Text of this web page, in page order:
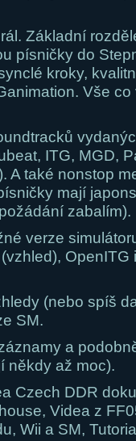
Základní
písničky do
kroky,
Vše co
ITG, MGD,
A také nonstop
mají
zabalím).
verze
OpenITG
(nebo spíš
SM.
a
někdy až moc).
Czech DDR
Videa z
Wii a SM,